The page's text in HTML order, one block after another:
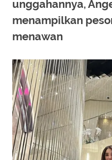
unggahannya,
menampilkan
menawan